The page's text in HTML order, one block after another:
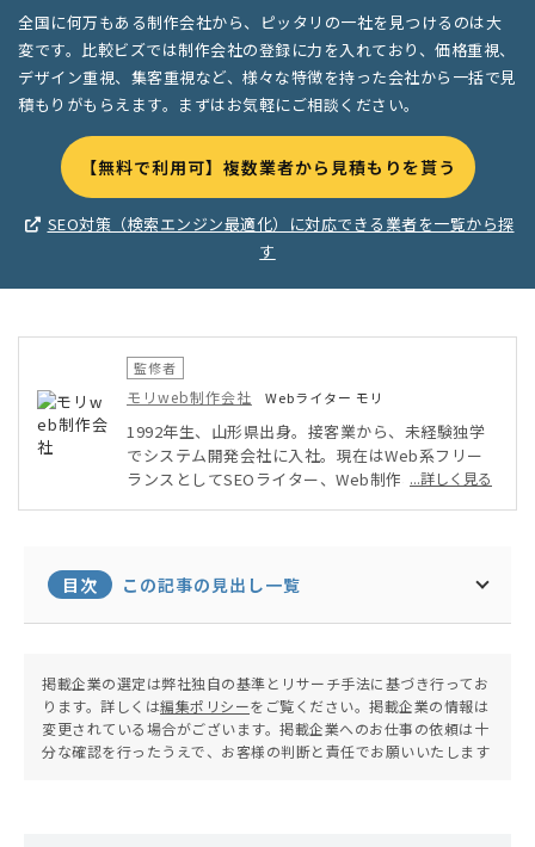
全国に何万もある制作会社から、ピッタリの一社を見つけるのは大
変です。比較ビズでは制作会社の登録に力を入れており、価格重視、
デザイン重視、集客重視など、様々な特徴を持った会社から一括で見
積もりがもらえます。まずはお気軽にご相談ください。
【無料で利用可】複数業者から見積もりを貰う
SEO対策（検索エンジン最適化）に対応できる業者を一覧から探
す
監修者
モリweb制作会社 Webライター モリ
1992年生、山形県出身。接客業から、未経験独学
でシステム開発会社に入社。現在はWeb系フリー
ランスとしてSEOライター、Web制作、Webデザ
...詳しく見る
目次 この記事の見出し一覧
掲載企業の選定は弊社独自の基準とリサーチ手法に基づき行ってお
ります。詳しくは編集ポリシーをご覧ください。掲載企業の情報は
変更されている場合がございます。掲載企業へのお仕事の依頼は十
分な確認を行ったうえで、お客様の判断と責任でお願いいたします